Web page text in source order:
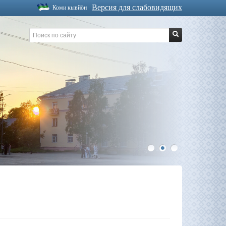
Версия для слабовидящих
Коми кывйöн
1 2 3